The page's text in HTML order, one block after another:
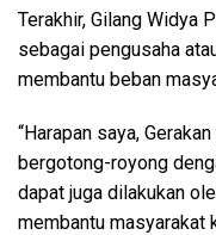
Terakhir, Gilang Widya
sebagai pengusaha
membantu beban
“Harapan saya,
bergotong-royong
dapat juga dilakukan
membantu masyarakat